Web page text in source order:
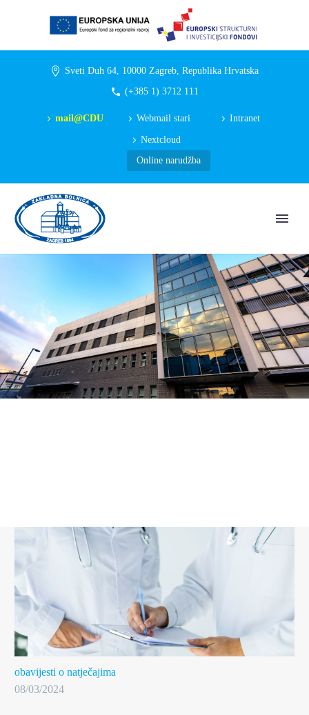
Sveti Duh 64, 10000 Zagreb, Republika Hrvatska
(+385 1) 3712 111
mail@CDU Webmail stari Intranet
Nextcloud
Online narudžba
obavijesti o natječajima
08/03/2024